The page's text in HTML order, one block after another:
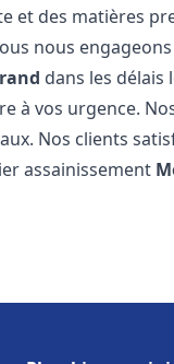
et des matières
nous
dans les délais
à vos urgence.
Nos clients
assainissement